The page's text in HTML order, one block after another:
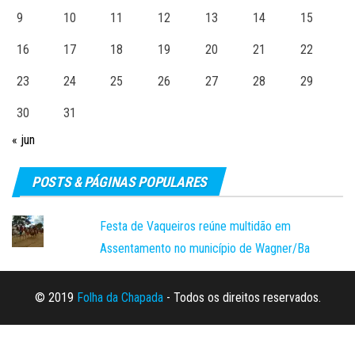
9 10 11 12 13 14 15
16 17 18 19 20 21 22
23 24 25 26 27 28 29
30
31
« jun
POSTS & PÁGINAS POPULARES
Festa de Vaqueiros reúne multidão em
Assentamento no município de Wagner/Ba
© 2019 Folha da Chapada- Todos os direitos reservados.